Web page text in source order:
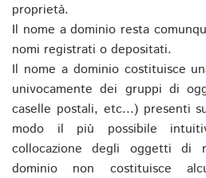
proprietà.
Il nome a dominio resta
nomi registrati o depositati.
Il nome a dominio costituisce
univocamente dei gruppi di
caselle postali, etc...) presenti
modo il più possibile
collocazione degli oggetti
dominio non costituisce